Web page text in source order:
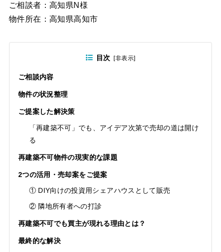
ご相談者：高知県N様
物件所在：高知県高知市
目次 [非表示]
ご相談内容
物件の状況整理
ご提案した解決策
「再建築不可」でも、アイデア次第で売却の道は開け
る
再建築不可物件の現実的な課題
2つの活用・売却案をご提案
① DIY向けの投資用シェアハウスとして販売
② 隣地所有者への打診
再建築不可でも買主が現れる理由とは？
最終的な解決